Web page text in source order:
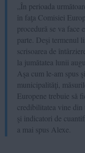
„În perioada
în faţa Comisiei
procedură se va face
parte. Deşi termenul
scrisoarea de
la jumătatea lunii
Aşa cum le-am spus
municipalităţi,
Europene trebuie să
credibilitatea vine din
şi indicatori de
a mai spus Alexe.